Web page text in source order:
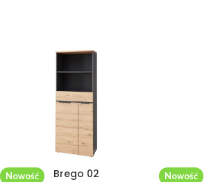
Brego 02
Nowość Nowość